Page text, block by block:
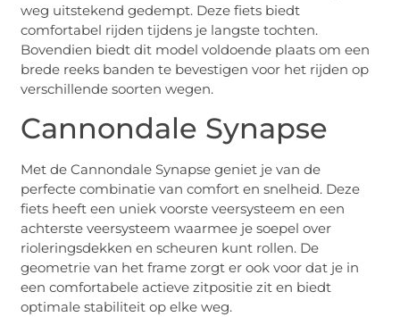
weg uitstekend gedempt. Deze fiets biedt
comfortabel rijden tijdens je langste tochten.
Bovendien biedt dit model voldoende plaats om een
brede reeks banden te bevestigen voor het rijden op
verschillende soorten wegen.
Cannondale Synapse
Met de Cannondale Synapse geniet je van de
perfecte combinatie van comfort en snelheid. Deze
fiets heeft een uniek voorste veersysteem en een
achterste veersysteem waarmee je soepel over
rioleringsdekken en scheuren kunt rollen. De
geometrie van het frame zorgt er ook voor dat je in
een comfortabele actieve zitpositie zit en biedt
optimale stabiliteit op elke weg.